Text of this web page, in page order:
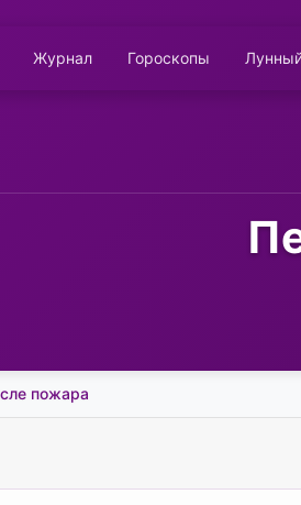
Журнал Гороскопы
пожара